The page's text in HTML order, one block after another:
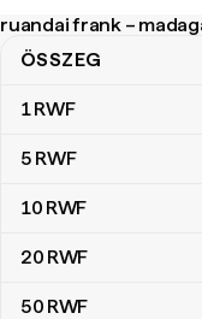
ruandai frank –
ruandai frank –
ÖSSZEG
1RWF
5 RWF
10 RWF
20 RWF
50 RWF